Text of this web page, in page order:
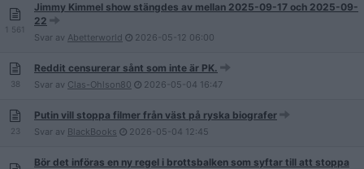
1 561
Jimmy Kimmel show stängdes av mellan 2025-09-17 och 2025-09-
22
Svar av Abetterworld 2026-05-12 06:00
38
Reddit censurerar sånt som inte är PK.
Svar av Clas-Ohlson80 2026-05-04 16:47
23
Putin vill stoppa filmer från väst på ryska biografer
Svar av BlackBooks 2026-05-04 12:45
Bör det införas en ny regel i brottsbalken som syftar till att stoppa